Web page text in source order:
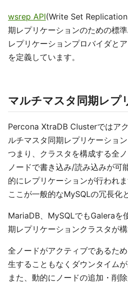
wsrep API(Write Set
期レプリケーションのための標準
レプリケーションプロバイダと
を定義しています。
マルチマスタ同期レプ
Percona XtraDB Clusterではア
ルチマスタ同期レプリケーション
つまり、クラスタを構成する全
ノードで書き込み/読み込みが可
的にレプリケーションが行われま
ここが一般的なMySQLの冗長化
MariaDB、MySQLでもGaleraを
期レプリケーションクラスタが構
全ノードがアクティブであるた
生することもなくダウンタイムが
また、動的にノードの追加・削